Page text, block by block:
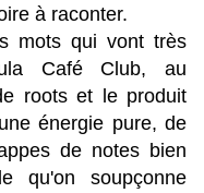
à raconter.
mots qui vont très
Café Club, au
roots et le produit
énergie pure, de
de notes bien
qu'on soupçonne